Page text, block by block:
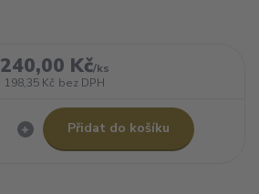
240,00 Kč/ks
198,35 Kč bez DPH
Přidat do košíku